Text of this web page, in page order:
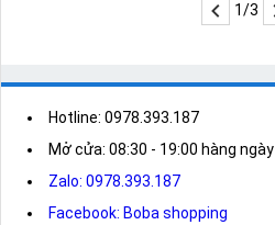
1/3
Hotline: 0978.393.187
Mở cửa: 08:30 - 19:00 hàng ngày
Zalo: 0978.393.187
Facebook: Boba shopping